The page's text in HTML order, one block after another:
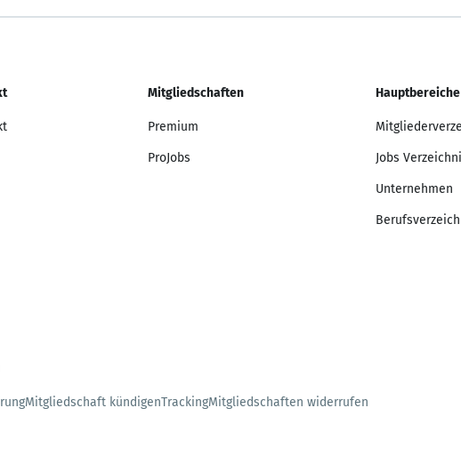
Mitgliedschaften
Premium
ProJobs
Hauptbereiche
Jobs
Unternehmen
Mitgliedschaft kündigenTrackingMitgliedschaften widerrufen